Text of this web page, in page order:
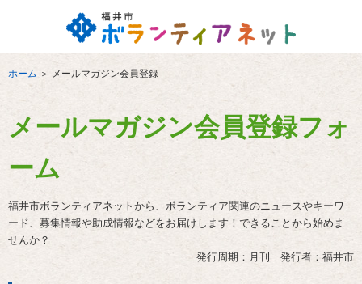
ホーム ＞ メールマガジン会員登録
メールマガジン会員登録フォ
ーム
福井市ボランティアネットから、ボランティア関連のニュースやキーワ
ード、募集情報や助成情報などをお届けします！できることから始めま
せんか？
発行周期：月刊 発行者：福井市